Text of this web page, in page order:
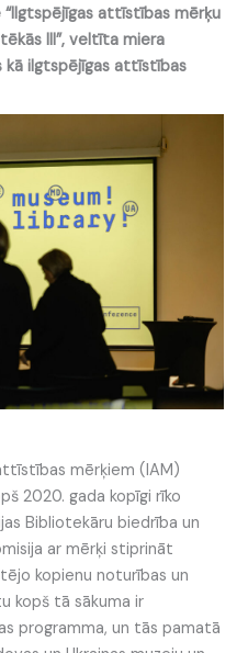
“Ilgtspējīgas attīstības mērķu
III”, veltīta miera
kā ilgtspējīgas attīstības
mērķiem (IAM)
2020. gada kopīgi rīko
Bibliotekāru biedrība un
ar mērķi stiprināt
kopienu noturības un
kopš tā sākuma ir
programma, un tās pamatā